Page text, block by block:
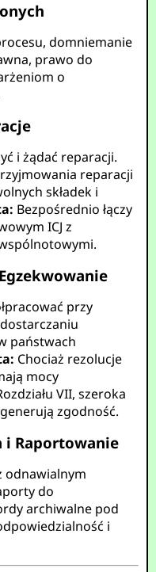
domniemanie
prawo do
o
i żądać reparacji.
reparacji
składek i
Bezpośrednio łączy
ICJ z
przy
państwach
Chociaż rezolucje
mocy
VII, szeroka
zgodność.
i Raportowanie
odnawialnym
do
archiwalne pod
i